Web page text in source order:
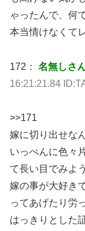
ゃったんで、何
本当情けなくて
172： 名無しさ
16:21:21.84
>>171
嫁に切り出せな
いっぺんに色々
て長い目でみよう
嫁の事が大好き
ってあげたり労
はっきりとした